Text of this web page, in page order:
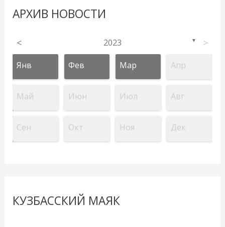
АРХИВ НОВОСТИ
< 2023 ▼ >
Янв Фев Мар Апр
Май Июн Июл Авг
Сен Окт Ноя Дек
КУЗБАССКИЙ МАЯК